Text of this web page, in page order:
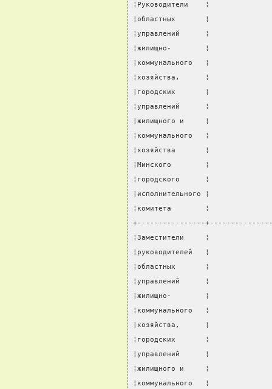
¦Руководители    ¦
¦областных       ¦
¦управлений      ¦
¦жилищно-        ¦
¦коммунального   ¦
¦хозяйства,      ¦
¦городских       ¦
¦управлений      ¦
¦жилищного и     ¦
¦коммунального   ¦
¦хозяйства       ¦
¦Минского        ¦
¦городского      ¦
¦исполнительного ¦
¦комитета        ¦
+----------------
¦Заместители     ¦
¦руководителей   ¦
¦областных       ¦
¦управлений      ¦
¦жилищно-        ¦
¦коммунального   ¦
¦хозяйства,      ¦
¦городских       ¦
¦управлений      ¦
¦жилищного и     ¦
¦коммунального   ¦